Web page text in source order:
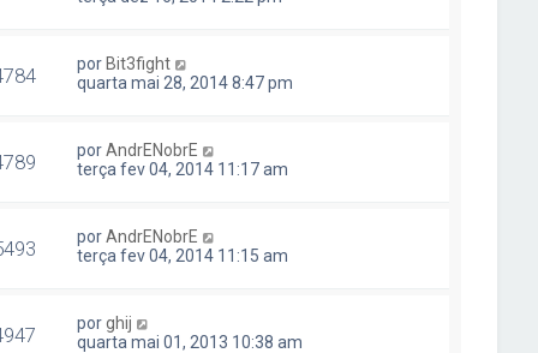
por Bit3fight
quarta mai 28, 2014 8:47 pm
porAndrENobrE
terça fev 04, 2014 11:17 am
porAndrENobrE
terça fev 04, 2014 11:15 am
porghij
quarta mai 01, 2013 10:38 am